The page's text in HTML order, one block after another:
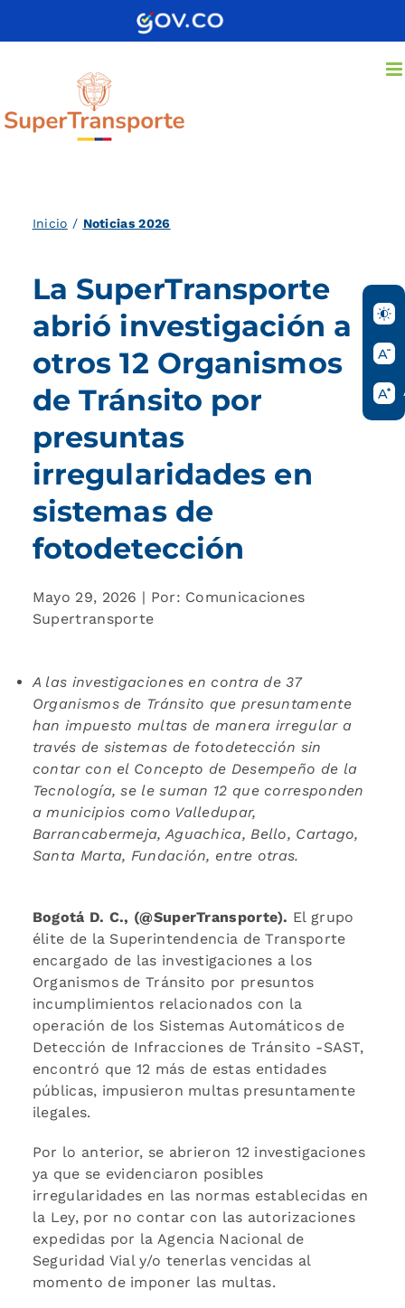
Inicio / Noticias 2026
La SuperTransporte
abrió investigación a
otros 12 Organismos
de Tránsito por
presuntas
irregularidades en
sistemas de
fotodetección
Mayo 29, 2026 | Por: Comunicaciones
Supertransporte
A las investigaciones en contra de 37
Organismos de Tránsito que presuntamente
han impuesto multas de manera irregular a
través de sistemas de fotodetección sin
contar con el Concepto de Desempeño de la
Tecnología, se le suman 12 que corresponden
a municipios como Valledupar,
Barrancabermeja, Aguachica, Bello, Cartago,
Santa Marta, Fundación, entre otras.
Bogotá D. C., (@SuperTransporte). El grupo
élite de la Superintendencia de Transporte
encargado de las investigaciones a los
Organismos de Tránsito por presuntos
incumplimientos relacionados con la
operación de los Sistemas Automáticos de
Detección de Infracciones de Tránsito -SAST,
encontró que 12 más de estas entidades
públicas, impusieron multas presuntamente
ilegales.
Por lo anterior, se abrieron 12 investigaciones
ya que se evidenciaron posibles
irregularidades en las normas establecidas en
la Ley, por no contar con las autorizaciones
expedidas por la Agencia Nacional de
Seguridad Vial y/o tenerlas vencidas al
momento de imponer las multas.